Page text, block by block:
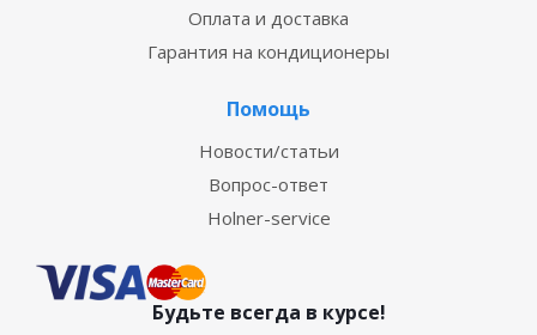
Оплата и доставка
Гарантия на кондиционеры
Помощь
Новости/статьи
Вопрос-ответ
Holner-service
Будьте всегда в курсе!